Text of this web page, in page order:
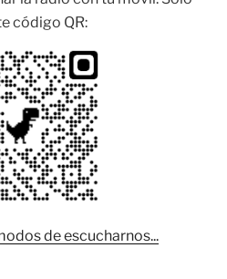
código QR:
de escucharnos...